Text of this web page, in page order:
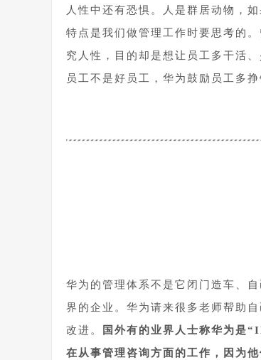
人性中还有恐惧。人是群居动物，
特点是我们做管理工作时要思考的
究人性，目的却是想让员工多干活
员工不是好员工，华为鼓励员工多
华为的管理体系不是它闭门造车、
界的企业。华为请来很多老师帮助
改进。
国外有的业界人士称华为是
在从事管理咨询方面的工作，因为